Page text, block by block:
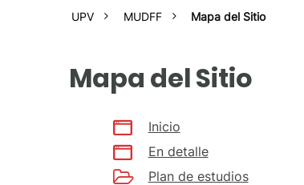
UPV MUDFF Mapa del Sitio
Mapa del Sitio
Inicio
En detalle
Plan de estudios